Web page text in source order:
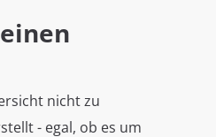
nicht zu
- egal, ob es um